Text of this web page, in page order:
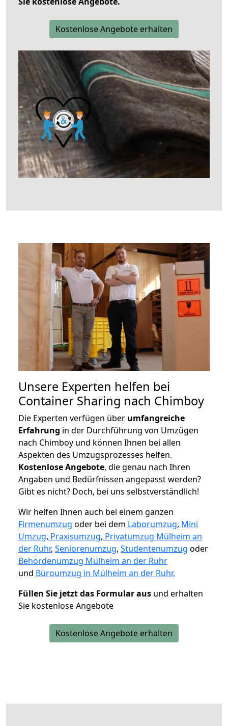
Kostenlose Angebote erhalten
Unsere Experten helfen bei
Container Sharing nach Chimboy
Die Experten verfügen über umfangreiche
Erfahrung in der Durchführung von Umzügen
nach Chimboy und können Ihnen bei allen
Aspekten des Umzugsprozesses helfen.
Kostenlose Angebote, die genau nach Ihren
Angaben und Bedürfnissen angepasst werden?
Gibt es nicht? Doch, bei uns selbstverständlich!
Wir helfen Ihnen auch bei einem ganzen
Firmenumzug oder bei dem Laborumzug, Mini
Umzug, Praxisumzug, Privatumzug Mülheim an
der Ruhr, Seniorenumzug, Studentenumzug oder
Behördenumzug Mülheim an der Ruhr
und Büroumzug in Mülheim an der Ruhr.
Füllen Sie jetzt das Formular aus und erhalten
Sie kostenlose Angebote
Kostenlose Angebote erhalten